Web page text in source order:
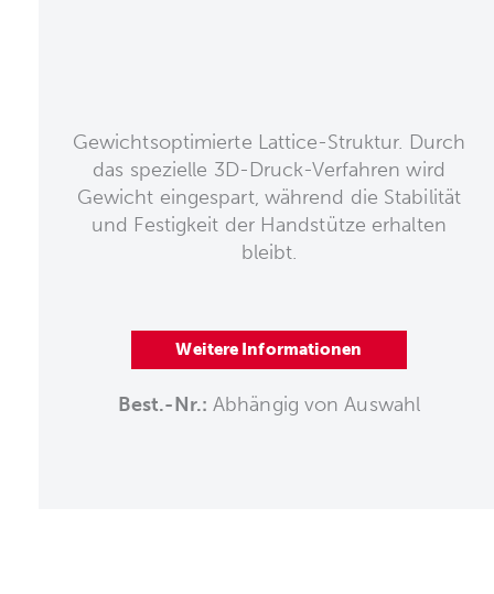
Gewichtsoptimierte Lattice-Struktur. Durch
das spezielle 3D-Druck-Verfahren wird
Gewicht eingespart, während die Stabilität
und Festigkeit der Handstütze erhalten
bleibt.
Weitere Informationen
Best.-Nr.: Abhängig von Auswahl